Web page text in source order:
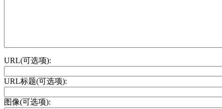
URL(可选项):
URL标题(可选项):
图像(可选项):